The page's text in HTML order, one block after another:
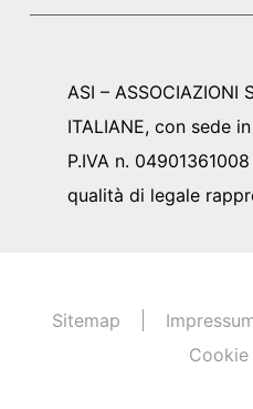
ASI – ASSOCIAZIONI
ITALIANE, con sede
P.IVA n.
qualità di legale
Sitemap